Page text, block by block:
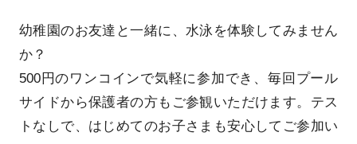
幼稚園のお友達と一緒に、水泳を体験してみません
か？
500円のワンコインで気軽に参加でき、毎回プール
サイドから保護者の方もご参観いただけます。テス
トなしで、はじめてのお子さまも安心してご参加い